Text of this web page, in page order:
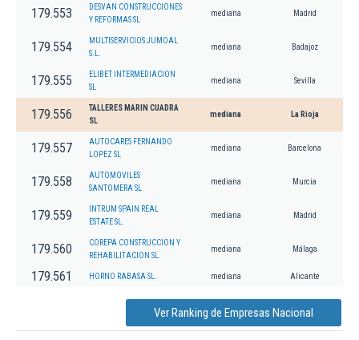
179.553
DESVAN CONSTRUCCIONES
Y REFORMAS SL
mediana Madrid
179.554
MULTISERVICIOS JUMOAL
S.L.
mediana Badajoz
179.555
ELIBET INTERMEDIACION
SL
mediana Sevilla
179.556
TALLERES MARIN CUADRA
SL
mediana La Rioja
179.557
AUTOCARES FERNANDO
LOPEZ SL
mediana Barcelona
179.558
AUTOMOVILES
SANTOMERA SL
mediana Murcia
179.559
INTRUM SPAIN REAL
ESTATE SL.
mediana Madrid
179.560
COREPA CONSTRUCCION Y
REHABILITACION SL.
mediana Málaga
179.561 HORNO RABASA SL. mediana Alicante
Ver Ranking de Empresas Nacional